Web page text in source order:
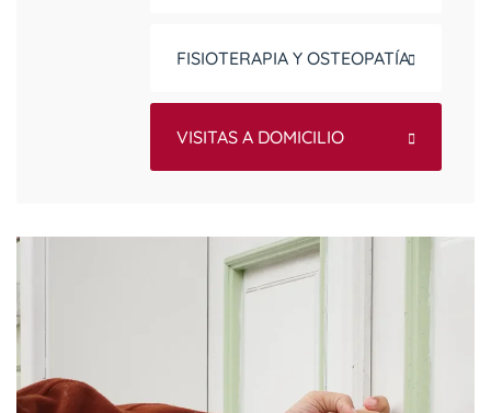
FISIOTERAPIA Y OSTEOPATÍA
VISITAS A DOMICILIO